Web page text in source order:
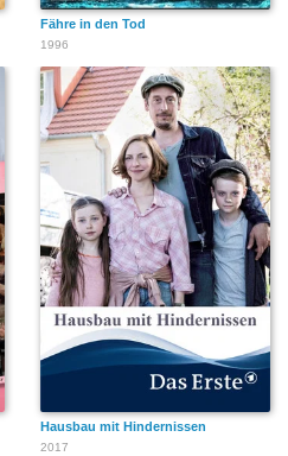
Fähre in den Tod
1996
Hausbau mit Hindernissen
2017